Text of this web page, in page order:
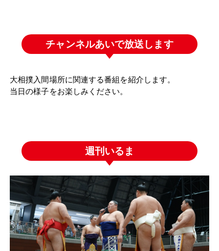
チャンネルあいで放送します
大相撲入間場所に関連する番組を紹介します。
当日の様子をお楽しみください。
週刊いるま